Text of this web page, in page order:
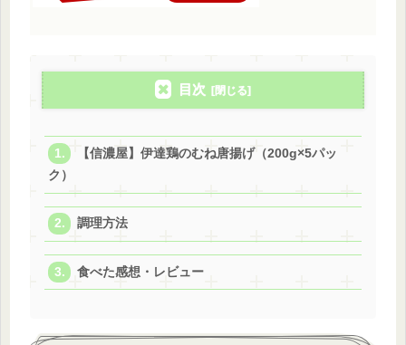
目次
【信濃屋】伊達鶏のむね唐揚げ（200g×5パッ
ク）
調理方法
食べた感想・レビュー